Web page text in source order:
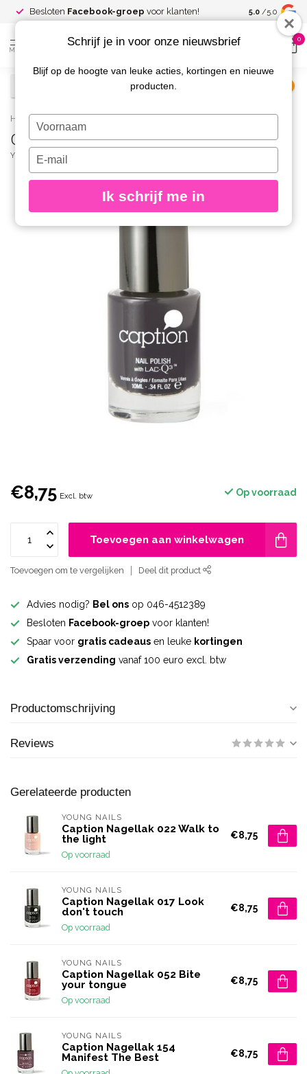
Besloten Facebook-groep voor klanten! Spaar voor
kortingen
5.0 /5.0
MENU
0
Home / Caption Nagellak 061 Alright Alright
Caption Nagellak 061 Alright Alright
YOUNG NAILS
€8,75 Excl. btw Op voorraad
Toevoegen aan winkelwagen
Toevoegen om te vergelijken Deel dit product
Advies nodig? Bel ons op 046-4512389
Besloten Facebook-groep voor klanten!
Spaar voor gratis cadeaus en leuke kortingen
Gratis verzending vanaf 100 euro excl. btw
Productomschrijving
Reviews
Gerelateerde producten
YOUNG NAILS
Caption Nagellak 022 Walk to
the light
Op voorraad
€8,75
YOUNG NAILS
Caption Nagellak 017 Look
don't touch
Op voorraad
€8,75
YOUNG NAILS
Caption Nagellak 052 Bite
your tongue
Op voorraad
€8,75
YOUNG NAILS
Caption Nagellak 154
Manifest The Best
€8,75
Schrijf je in voor onze nieuwsbrief
Blijf op de hoogte van leuke acties, kortingen en nieuwe
producten.
Typ
je
naam
Typ
je
e-
in
Ik schrijf me in